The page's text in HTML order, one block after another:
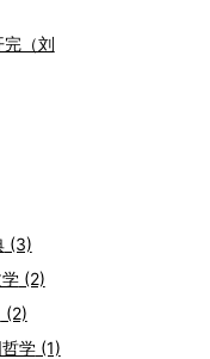
（刘
(3)
(2)
(2)
学(1)